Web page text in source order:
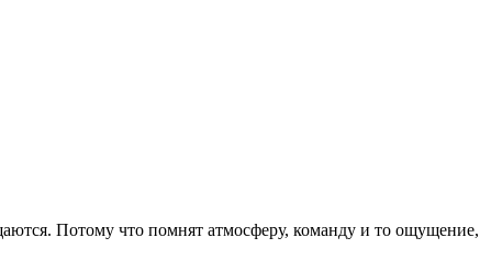
Потому что помнят атмосферу, команду и то ощущение,